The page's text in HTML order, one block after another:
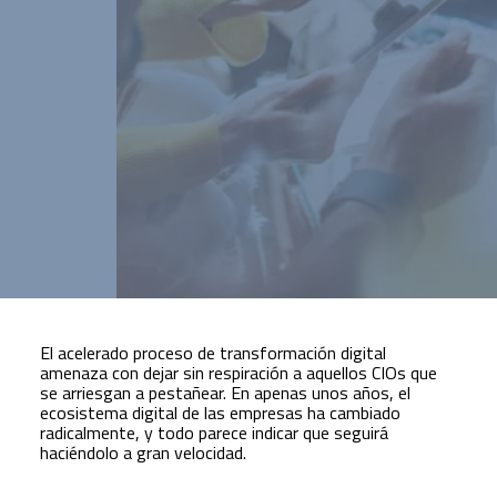
El acelerado proceso de transformación digital
amenaza con dejar sin respiración a aquellos CIOs que
se arriesgan a pestañear. En apenas unos años, el
ecosistema digital de las empresas ha cambiado
radicalmente, y todo parece indicar que seguirá
haciéndolo a gran velocidad.